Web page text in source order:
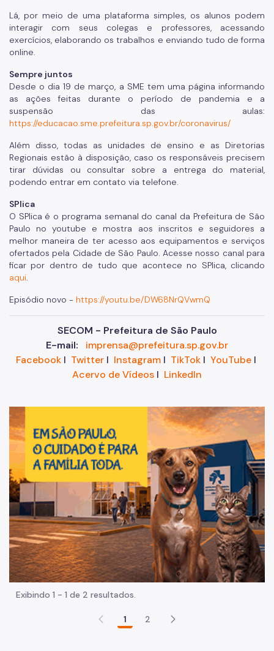
Lá, por meio de uma plataforma simples, os alunos podem
interagir com seus colegas e professores, acessando
exercícios, elaborando os trabalhos e enviando tudo de forma
online.
Sempre juntos
Desde o dia 19 de março, a SME tem uma página informando
as ações feitas durante o período de pandemia e a
suspensão das aulas:
https://educacao.sme.prefeitura.sp.gov.br/coronavirus/
Além disso, todas as unidades de ensino e as Diretorias
Regionais estão à disposição, caso os responsáveis precisem
tirar dúvidas ou consultar sobre a entrega do material,
podendo entrar em contato via telefone.
SPlica
O SPlica é o programa semanal do canal da Prefeitura de São
Paulo no youtube e mostra aos inscritos e seguidores a
melhor maneira de ter acesso aos equipamentos e serviços
ofertados pela Cidade de São Paulo. Acesse nosso canal para
ficar por dentro de tudo que acontece no SPlica, clicando
aqui.
Episódio novo - https://youtu.be/DW68NrQVwmQ
SECOM - Prefeitura de São Paulo
E-mail:
imprensa@prefeitura.sp.gov.br
FacebookI TwitterI InstagramI TikTokI YouTubeI
Acervo de Vídeos I LinkedIn
Exibindo 1 - 1 de 2 resultados.
1 2